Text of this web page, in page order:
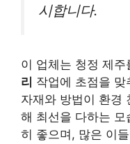
시합니다.
이 업체는 청정 제주
리 작업에 초점을
자재와 방법이 환경
해 최선을 다하는
히 좋으며, 많은 이